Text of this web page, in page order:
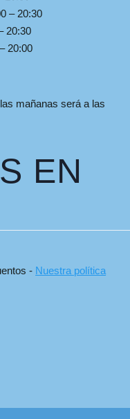
– 20:30
20:30
20:00
mañanas será a las
EN
- Nuestra política